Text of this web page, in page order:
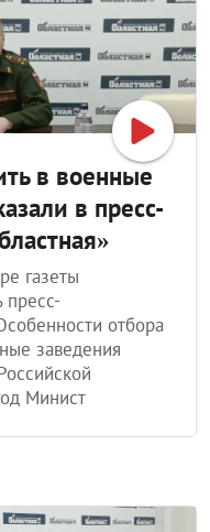
в военные
в пресс-
газеты
пресс-
отбора
заведения
Минист